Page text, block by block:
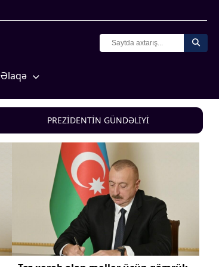
hüquq
Əlaqə
PREZİDENTİN GÜNDƏLİYİ